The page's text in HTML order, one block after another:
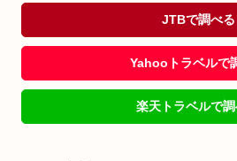
JTBで調べる
Yahooトラベルで
楽天トラベルで